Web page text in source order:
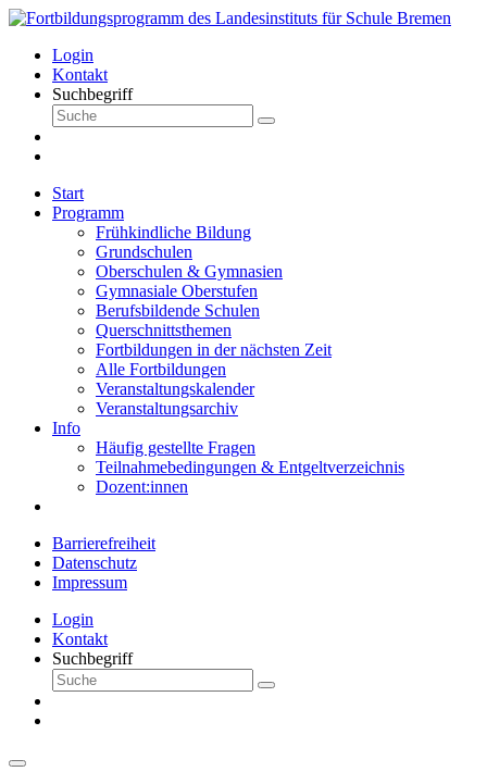
Login
Kontakt
Suchbegriff
Start
Programm
Frühkindliche Bildung
Grundschulen
Oberschulen & Gymnasien
Gymnasiale Oberstufen
Berufsbildende Schulen
Querschnittsthemen
Fortbildungen in der nächsten Zeit
Alle Fortbildungen
Veranstaltungskalender
Veranstaltungsarchiv
Info
Häufig gestellte Fragen
Teilnahmebedingungen & Entgeltverzeichnis
Dozent:innen
Barrierefreiheit
Datenschutz
Impressum
Login
Kontakt
Suchbegriff